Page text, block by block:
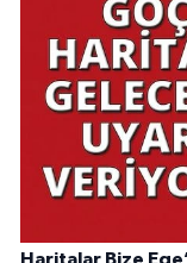
Haritalar Bize